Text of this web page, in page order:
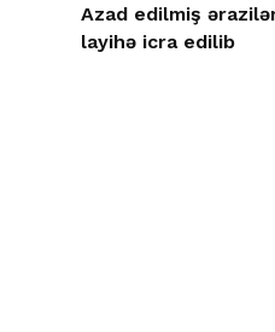
Azad edilmiş
layihə icra edilib